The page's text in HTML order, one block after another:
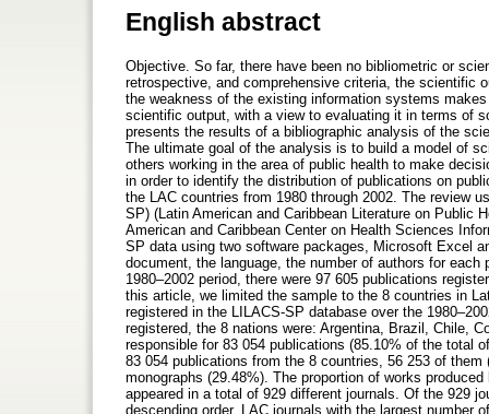
English abstract
Objective. So far, there have been no bibliometric or
retrospective, and comprehensive criteria, the scientific
the weakness of the existing information systems
scientific output, with a view to evaluating it in terms of
presents the results of a bibliographic analysis of the
The ultimate goal of the analysis is to build a model of
others working in the area of public health to make
in order to identify the distribution of publications on
the LAC countries from 1980 through 2002. The review
SP) (Latin American and Caribbean Literature on Public
American and Caribbean Center on Health Sciences
SP data using two software packages, Microsoft Excel
document, the language, the number of authors for
1980–2002 period, there were 97 605 publications
this article, we limited the sample to the 8 countries in
registered in the LILACS-SP database over the
registered, the 8 nations were: Argentina, Brazil, Chile,
responsible for 83 054 publications (85.10% of the total
83 054 publications from the 8 countries, 56 253 of
monographs (29.48%). The proportion of works
appeared in a total of 929 different journals. Of the 929
descending order, LAC journals with the largest number